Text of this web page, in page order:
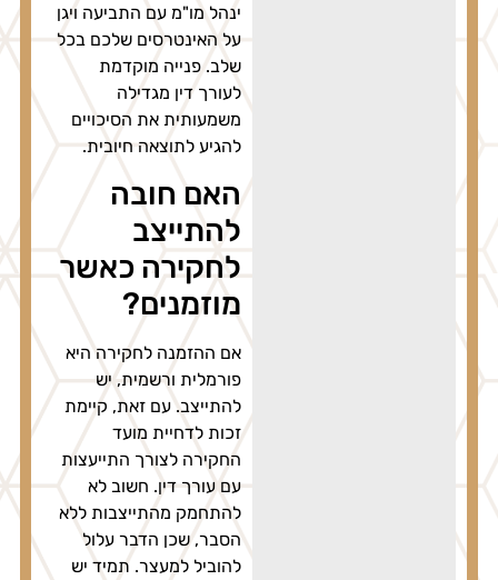
ינהל מו"מ עם התביעה ויגן
על האינטרסים שלכם בכל
שלב. פנייה מוקדמת
לעורך דין מגדילה
משמעותית את הסיכויים
להגיע לתוצאה חיובית.
האם חובה
להתייצב
לחקירה כאשר
מוזמנים?
אם ההזמנה לחקירה היא
פורמלית ורשמית, יש
להתייצב. עם זאת, קיימת
זכות לדחיית מועד
החקירה לצורך התייעצות
עם עורך דין. חשוב לא
להתחמק מהתייצבות ללא
הסבר, שכן הדבר עלול
להוביל למעצר. תמיד יש